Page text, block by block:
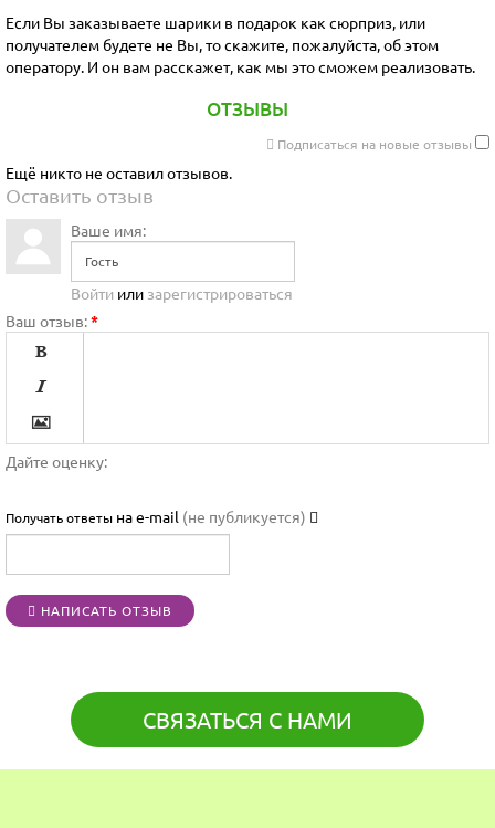
Если Вы заказываете шарики в подарок как сюрприз, или
получателем будете не Вы, то скажите, пожалуйста, об этом
оператору. И он вам расскажет, как мы это сможем реализовать.
ОТЗЫВЫ
Подписаться на новые отзывы
Ещё никто не оставил отзывов.
Оставить отзыв
Ваше имя:
Войти или зарегистрироваться
Ваш отзыв:*







Дайте оценку:
Получать ответы на e-mail (не публикуется)
НАПИСАТЬ ОТЗЫВ
СВЯЗАТЬСЯ С НАМИ